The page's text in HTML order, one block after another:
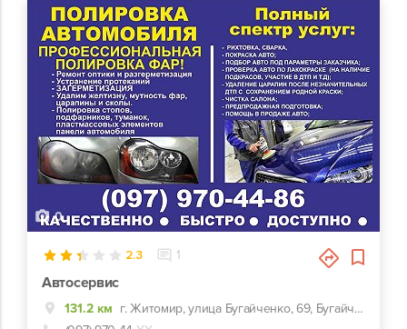
0
2.3 1
Автосервис
131.2 км
г. Житомир, улица Бугайченко, 69, Бугайченко 69